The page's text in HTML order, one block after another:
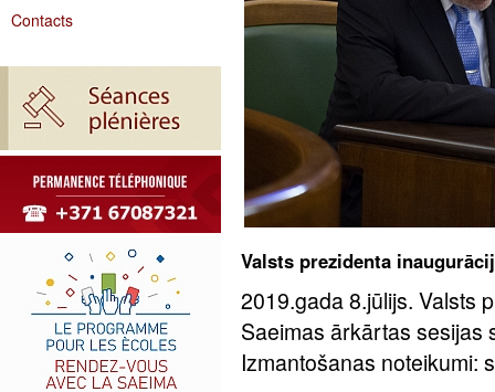
Contacts
Valsts prezidenta
2019.gada 8.jūlijs. Valsts
Saeimas ārkārtas sesijas
Izmantošanas noteikumi: